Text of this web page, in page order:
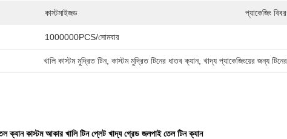
কাস্টমাইজড প্যাকেজিং
1000000PCS/সোমবার
খালি কাস্টম মুদ্রিত টিন, কাস্টম মুদ্রিত টিনের ধাতব ক্যান, খাদ্য প্যাকেজিংয়ের জন্য
ক্যান কাস্টম আকার খালি টিন প্লেট খাদ্য গ্রেড জলপাই তেল টিন ক্যান